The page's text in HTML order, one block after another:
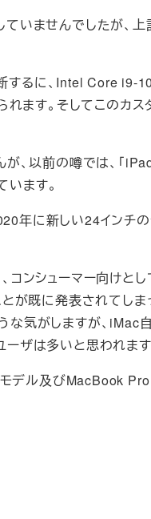
いませんでしたが、
るに、Intel Core i9-
ます。そしてこのカ
以前の噂では、「
ます。
年に新しい24インチ
コンシューマー向け
が既に発表されてし
気がしますが、iMac
ザは多いと思われます
ル及びMacBook Pro